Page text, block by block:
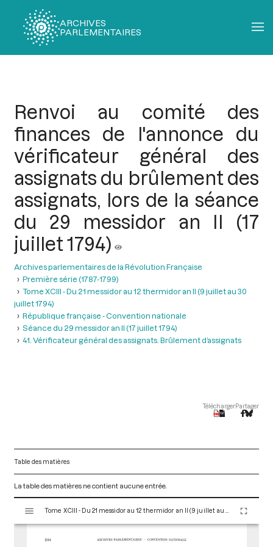
ARCHIVES
PARLEMENTAIRES
Renvoi au comité des
finances de l'annonce du
vérificateur général des
assignats du brûlement des
assignats, lors de la séance
du 29 messidor an II (17
juillet 1794)
Archives parlementaires de la Révolution Française
Première série (1787-1799)
Tome XCIII - Du 21 messidor au 12 thermidor an II (9 juillet au 30
juillet 1794)
République française - Convention nationale
Séance du 29 messidor an II (17 juillet 1794)
41. Vérificateur général des assignats. Brûlement d’assignats
TéléchargerPartager
Table des matières
La table des matières ne contient aucune entrée.
s